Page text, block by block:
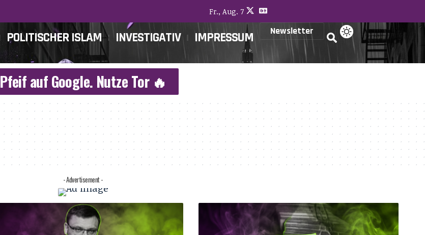
Fr., Aug. 7
POLITISCHER ISLAM INVESTIGATIV IMPRESSUM Newsletter
Pfeif auf Google. Nutze Tor 🔥
- Advertisement -